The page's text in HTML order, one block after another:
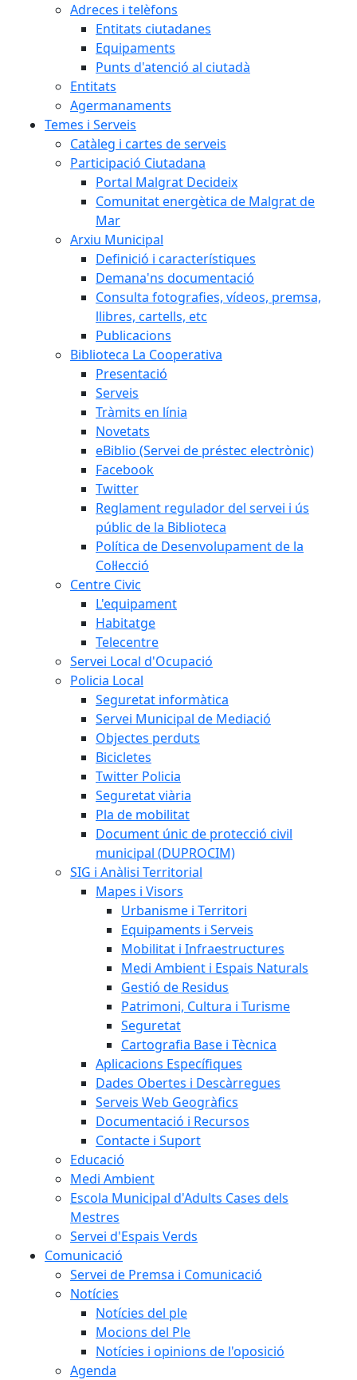
Adreces i telèfons
Entitats ciutadanes
Equipaments
Punts d'atenció al ciutadà
Entitats
Agermanaments
Temes i Serveis
Catàleg i cartes de serveis
Participació Ciutadana
Portal Malgrat Decideix
Comunitat energètica de Malgrat de
Mar
Arxiu Municipal
Definició i característiques
Demana'ns documentació
Consulta fotografies, vídeos, premsa,
llibres, cartells, etc
Publicacions
Biblioteca La Cooperativa
Presentació
Serveis
Tràmits en línia
Novetats
eBiblio (Servei de préstec electrònic)
Facebook
Twitter
Reglament regulador del servei i ús
públic de la Biblioteca
Política de Desenvolupament de la
Col·lecció
Centre Civic
L'equipament
Habitatge
Telecentre
Servei Local d'Ocupació
Policia Local
Seguretat informàtica
Servei Municipal de Mediació
Objectes perduts
Bicicletes
Twitter Policia
Seguretat viària
Pla de mobilitat
Document únic de protecció civil
municipal (DUPROCIM)
SIG i Anàlisi Territorial
Mapes i Visors
Urbanisme i Territori
Equipaments i Serveis
Mobilitat i Infraestructures
Medi Ambient i Espais Naturals
Gestió de Residus
Patrimoni, Cultura i Turisme
Seguretat
Cartografia Base i Tècnica
Aplicacions Específiques
Dades Obertes i Descàrregues
Serveis Web Geogràfics
Documentació i Recursos
Contacte i Suport
Educació
Medi Ambient
Escola Municipal d'Adults Cases dels
Mestres
Servei d'Espais Verds
Comunicació
Servei de Premsa i Comunicació
Notícies
Notícies del ple
Mocions del Ple
Notícies i opinions de l'oposició
Agenda